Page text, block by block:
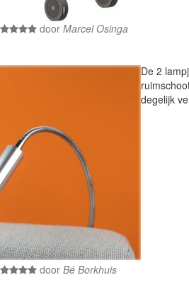
door Marcel Osinga
De 2
degelijk
door Bé Borkhuis